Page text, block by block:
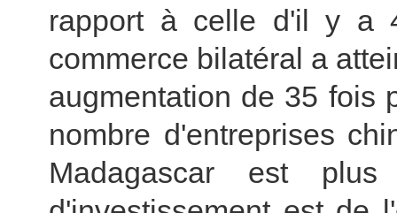
rapport à celle d'il y a
commerce bilatéral a
augmentation de 35 fois
nombre d'entreprises
Madagascar est